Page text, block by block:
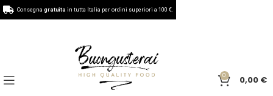
0 0,00 €
Consegna gratuita in tutta Italia per ordini superiori a 100 €.